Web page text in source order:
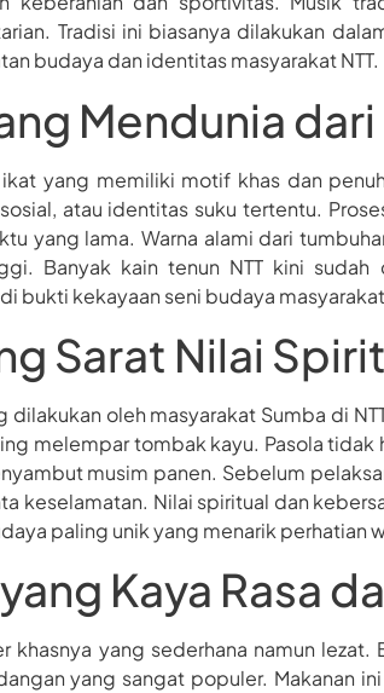
Tradisi ini biasanya dilakukan
budaya dan identitas masyarakat NTT.
Mendunia dari
yang memiliki motif khas dan
atau identitas suku tertentu.
yang lama. Warna alami dari
Banyak kain tenun NTT kini
bukti kekayaan seni budaya masyarakat
Sarat Nilai
oleh masyarakat Sumba di
melempar tombak kayu. Pasola tidak
musim panen. Sebelum
keselamatan. Nilai spiritual dan
paling unik yang menarik perhatian
Kaya Rasa
khasnya yang sederhana namun
yang sangat populer. Makanan